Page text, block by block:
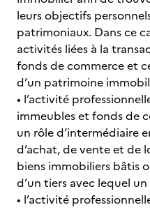
leurs objectifs
patrimoniaux. Dans ce
activités liées à la
fonds de commerce et
d’un patrimoine
• l’activité
immeubles et fonds de
un rôle d’intermédiaire
d’achat, de vente et de
biens immobiliers bâtis
d’un tiers avec lequel
• l’activité